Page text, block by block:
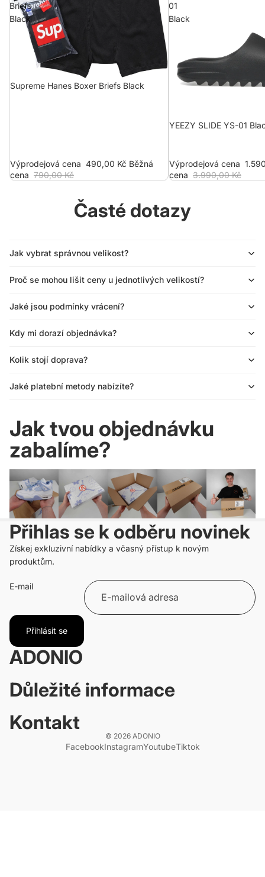
Briefs
Black
Supreme Hanes Boxer Briefs Black
Výprodejová cena 490,00 Kč Běžná
cena 790,00 Kč
01
Black
YEEZY SLIDE YS-01
Výprodejová cena
cena 3.990,00 Kč
Časté dotazy
Jak vybrat správnou velikost?
Proč se mohou lišit ceny u jednotlivých velikostí?
Jaké jsou podmínky vrácení?
Kdy mi dorazí objednávka?
Kolik stojí doprava?
Jaké platební metody nabízíte?
Jak tvou objednávku
zabalíme?
Přihlas se k odběru novinek
Získej exkluzivní nabídky a včasný přístup k novým
produktům.
E-mail
Přihlásit se
ADONIO
Důležité informace
Kontakt
© 2026 ADONIO
FacebookInstagramYoutubeTiktok